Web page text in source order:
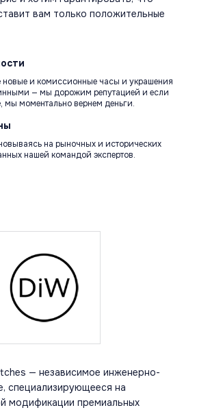
вам только положительные
новые и комиссионные часы и украшения
— мы дорожим репутацией и если
мы моментально вернем деньги.
на рыночных и исторических
нашей командой экспертов.
— независимое инженерно-
специализирующееся на
модификации премиальных